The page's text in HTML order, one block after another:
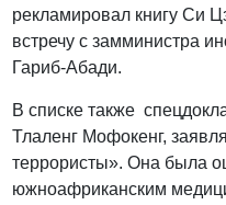
рекламировал книгу Си
встречу с замминистра
Гариб-Абади.
В списке также
Тлаленг Мофокенг,
террористы». Она была
южноафриканским